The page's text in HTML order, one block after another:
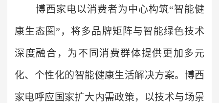
博西家电以消费者为中心构筑“智能健
康生态圈”，将多品牌矩阵与智能绿色技术
深度融合，为不同消费群体提供更加多元
化、个性化的智能健康生活解决方案。博西
家电呼应国家扩大内需政策，以技术与场景